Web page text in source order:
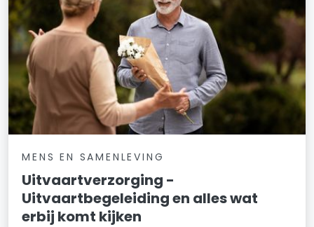
MENS EN SAMENLEVING
Uitvaartverzorging -
Uitvaartbegeleiding en alles wat
erbij komt kijken